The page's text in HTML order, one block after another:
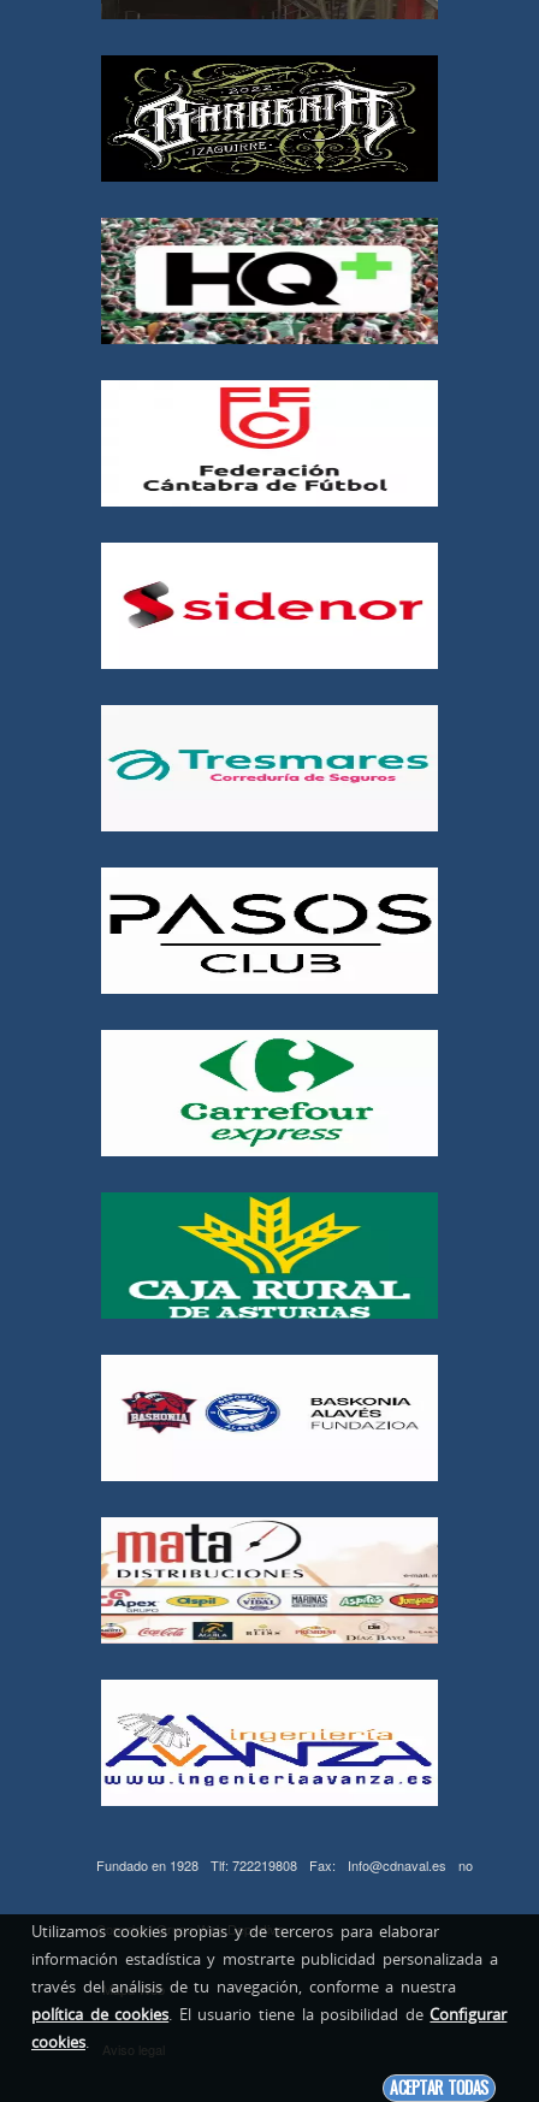
Fundado en 1928 Tlf: 722219808 Fax: Info@cdnaval.es no
CopyrightGrupo Web Deportiva
Mapa Web
Aviso legal
Utilizamos cookies propias y de terceros para elaborar
información estadística y mostrarte publicidad personalizada a
través del análisis de tu navegación, conforme a nuestra
política de cookies. El usuario tiene la posibilidad deConfigurar
cookies.
ACEPTAR TODAS